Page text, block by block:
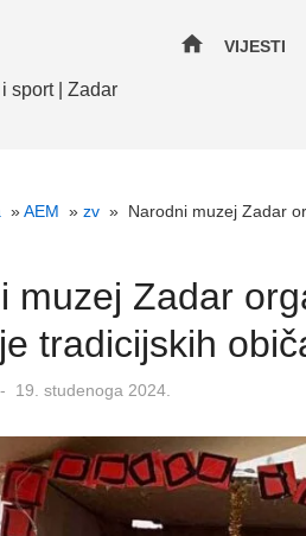
sport | Zadar
home VIJESTI
»AEM » zv » Narodni muzej Zadar
muzej Zadar
tradicijskih
Posted
19. studenoga 2024.